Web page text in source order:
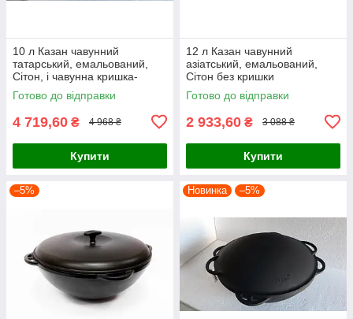
10 л Казан чавунний
татарський, емальований,
Сітон, і чавунна кришка-
сковорода САДЖ
Готово до відправки
4 719,60 ₴ 4 968 ₴
Купити
12 л Казан чавунний
азіатський, емальований,
Сітон без кришки
Готово до відправки
2 933,60 ₴ 3 088 ₴
Купити
–5% Новинка –5%